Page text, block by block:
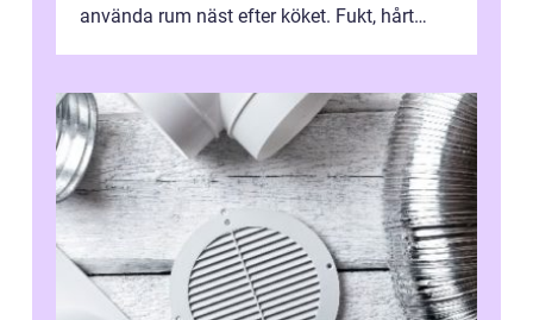
använda rum näst efter köket. Fukt, hårt